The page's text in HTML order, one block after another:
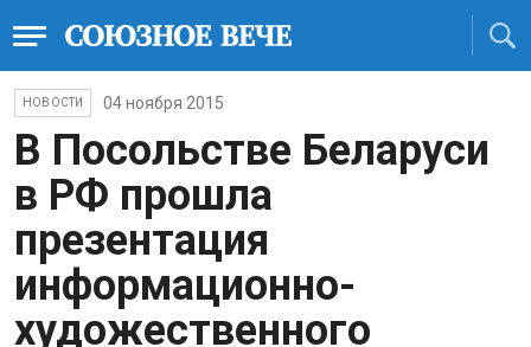
НОВОСТИ 04 ноября 2015
В Посольстве Беларуси
в РФ прошла
презентация
информационно-
художественного